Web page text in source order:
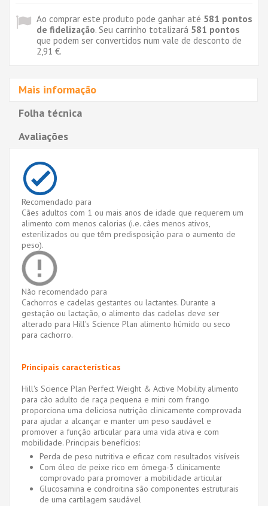
Ao comprar este produto pode ganhar até 581 pontos
de fidelização. Seu carrinho totalizará 581 pontos
que podem ser convertidos num vale de desconto de
2,91 €.
Mais informação
Folha técnica
Avaliações
Recomendado para
Cães adultos com 1 ou mais anos de idade que requerem um
alimento com menos calorias (i.e. cães menos ativos,
esterilizados ou que têm predisposição para o aumento de
peso).
Não recomendado para
Cachorros e cadelas gestantes ou lactantes. Durante a
gestação ou lactação, o alimento das cadelas deve ser
alterado para Hill's Science Plan alimento húmido ou seco
para cachorro.
Principais características
Hill's Science Plan Perfect Weight & Active Mobility alimento
para cão adulto de raça pequena e mini com frango
proporciona uma deliciosa nutrição clinicamente comprovada
para ajudar a alcançar e manter um peso saudável e
promover a função articular para uma vida ativa e com
mobilidade. Principais benefícios:
Perda de peso nutritiva e eficaz com resultados visíveis
Com óleo de peixe rico em ómega-3 clinicamente
comprovado para promover a mobilidade articular
Glucosamina e condroitina são componentes estruturais
de uma cartilagem saudável